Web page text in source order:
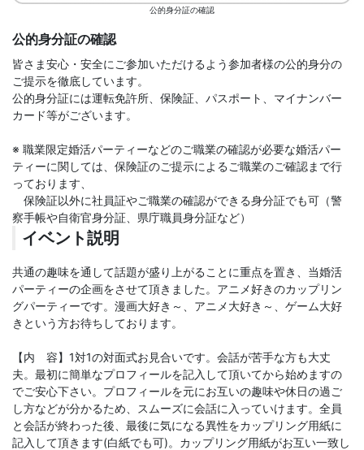
公的身分証の確認
公的身分証の確認
皆さま安心・安全にご参加いただけるよう参加者様の公的身分の
ご提示を徹底しています。
公的身分証には運転免許所、保険証、パスポート、マイナンバー
カード等がございます。
※ 職業限定婚活パーティーなどのご職業の確認が必要な婚活パー
ティーに関しては、保険証のご提示によるご職業のご確認まで行
っております、
保険証以外に社員証やご職業の確認ができる身分証でも可（警
察手帳や自衛官身分証、県庁職員身分証など）
イベント説明
共通の趣味を通して話題が盛り上がることに重点を置き、当婚活
パーティーの企画をさせて頂きました。アニメ好きのカップリン
グパーティーです。漫画大好き～、アニメ大好き～、ゲーム大好
きという方お待ちしております。
【内 容】1対1の対面式お見合いです。会話が苦手な方も大丈
夫。最初に簡単なプロフィールを記入して頂いてから始めますの
でご安心下さい。プロフィールを元にお互いの趣味や休日の過ご
し方などが分かるため、スムーズに会話に入っていけます。全員
と会話が終わった後、最後に気になる異性をカップリング用紙に
記入して頂きます(白紙でも可)。カップリング用紙がお互い一致し